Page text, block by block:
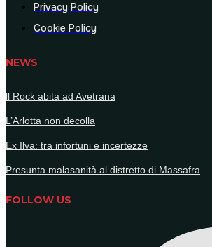
Privacy Policy
Cookie Policy
NEWS
ll Rock abita ad Avetrana
L’Arlotta non decolla
Ex Ilva: tra infortuni e incertezze
Presunta malasanità al distretto di Massafra
FOLLOW US